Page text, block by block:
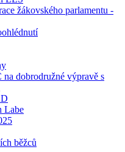
žákovského parlamentu -
dobrodružné výpravě s
Labe
běžců